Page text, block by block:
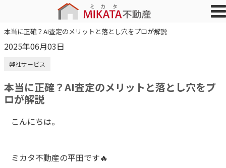
本当に正確？AI査定のメリットと落とし穴をプロが解説
2025年06月03日
弊社サービス
本当に正確？AI査定のメリットと落とし穴をプ
ロが解説
こんにちは。
ミカタ不動産の平田です🔥